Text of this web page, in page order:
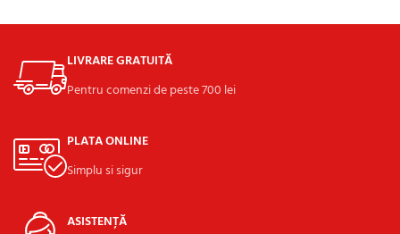
LIVRARE GRATUITĂ
Pentru comenzi de peste 700 lei
PLATA ONLINE
Simplu si sigur
ASISTENȚĂ